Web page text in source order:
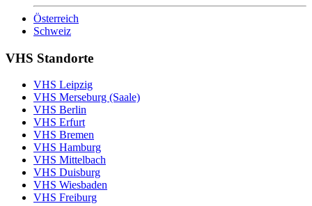
Österreich
Schweiz
VHS Standorte
VHS Leipzig
VHS Merseburg (Saale)
VHS Berlin
VHS Erfurt
VHS Bremen
VHS Hamburg
VHS Mittelbach
VHS Duisburg
VHS Wiesbaden
VHS Freiburg